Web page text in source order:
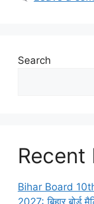
Search
Recent
Bihar Board
2027: बिहार बोर्ड